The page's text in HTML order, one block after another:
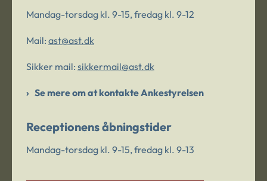
Mandag-torsdag kl. 9-15, fredag kl. 9-12
Mail: ast@ast.dk
Sikker mail: sikkermail@ast.dk
Se mere om at kontakte Ankestyrelsen
Receptionens åbningstider
Mandag-torsdag kl. 9-15, fredag kl. 9-13